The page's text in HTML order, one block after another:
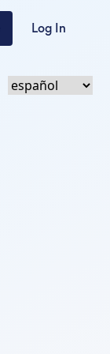
Log In